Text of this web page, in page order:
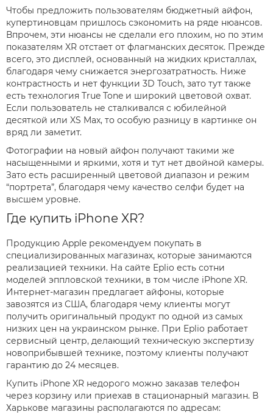
Чтобы предложить пользователям бюджетный айфон,
купертиновцам пришлось сэкономить на ряде нюансов.
Впрочем, эти нюансы не сделали его плохим, но по этим
показателям XR отстает от флагманских десяток. Прежде
всего, это дисплей, основанный на жидких кристаллах,
благодаря чему снижается энергозатратность. Ниже
контрастность и нет функции 3D Touch, зато тут также
есть технология True Tone и широкий цветовой охват.
Если пользователь не сталкивался с юбилейной
десяткой или XS Max, то особую разницу в картинке он
вряд ли заметит.
Фотографии на новый айфон получают такими же
насыщенными и яркими, хотя и тут нет двойной камеры.
Зато есть расширенный цветовой диапазон и режим
“портрета”, благодаря чему качество селфи будет на
высшем уровне.
Где купить iPhone XR?
Продукцию Apple рекомендуем покупать в
специализированных магазинах, которые занимаются
реализацией техники. На сайте Eplio есть сотни
моделей эппловской техники, в том числе iPhone XR.
Интернет-магазин предлагает айфоны, которые
завозятся из США, благодаря чему клиенты могут
получить оригинальный продукт по одной из самых
низких цен на украинском рынке. При Eplio работает
сервисный центр, делающий техническую экспертизу
новоприбывшей технике, поэтому клиенты получают
гарантию до 24 месяцев.
Купить iPhone XR недорого можно заказав телефон
через корзину или приехав в стационарный магазин. В
Харькове магазины располагаются по адресам: